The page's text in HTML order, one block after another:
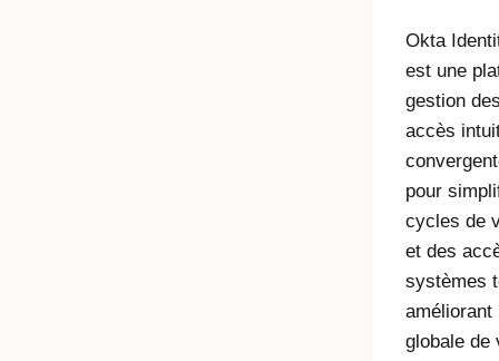
Okta
est une
gestion
accès
pour
cycles de
et des
systèmes
améliorant
globale de